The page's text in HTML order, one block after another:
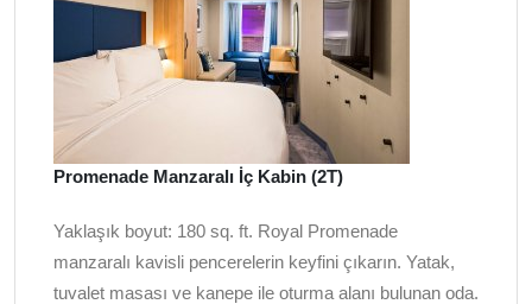
Promenade Manzaralı İç Kabin (2T)
Yaklaşık boyut: 180 sq. ft. Royal Promenade
manzaralı kavisli pencerelerin keyfini çıkarın. Yatak,
tuvalet masası ve kanepe ile oturma alanı bulunan oda.